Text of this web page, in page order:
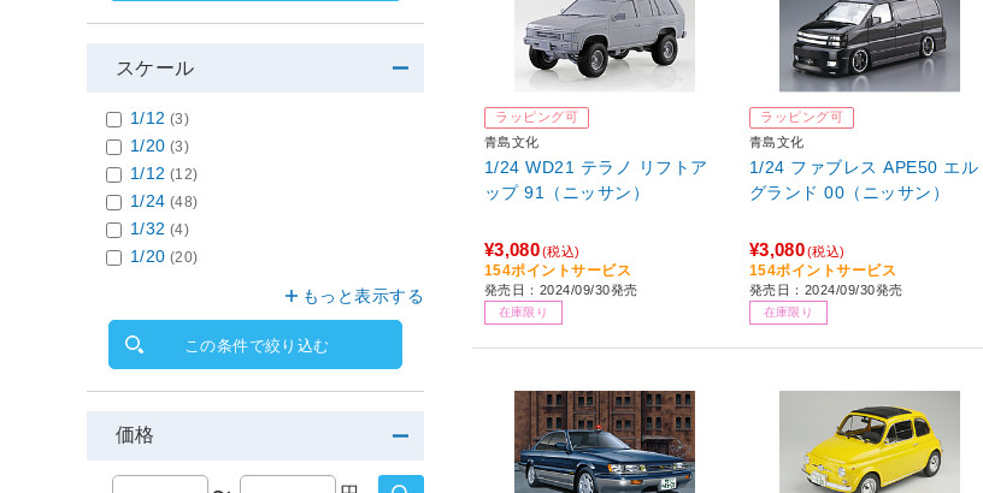
ラッピング可
青島文化
1/24 WD21 テラノ リフトア
ップ 91（ニッサン）
¥3,080(税込)
154ポイントサービス
発売日：2024/09/30発売
在庫限り
ラッピング可
青島文化
1/24 ファブレス APE50 エル
グランド 00（ニッサン）
¥3,080(税込)
154ポイントサービス
発売日：2024/09/30発売
在庫限り
スケール
1/12 (3)
1/20 (3)
1/12 (12)
1/24 (48)
1/32 (4)
1/20 (20)
もっと表示する
この条件で絞り込む
価格